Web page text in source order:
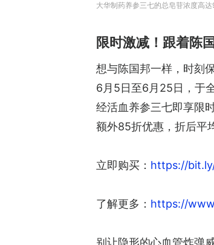
大华制药养参三七的总皂苷浓度高
限时激减！跟着陈
想与陈国邦一样，时刻
6月5日至6月25日，于
经活血养参三七即享限
额外85折优惠，折后平
立即购买： https://
了解更多： https://